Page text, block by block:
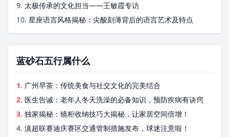
9. 太极传承的文化担当——王敏霞专访
10. 星座语言风格揭秘：尖酸刻薄背后的语言艺术及特点
蓝砂石五行属什么
1. 广州早茶：传统美食与社交文化的完美结合
2. 医生告诫：老年人冬天洗澡的必备知识，预防疾病有诀窍
3. 独家揭秘：镜柜收纳技巧大揭秘，让家居空间倍增！
4. 滇超联赛迪庆赛区交通管制措施发布，球迷注意啦！